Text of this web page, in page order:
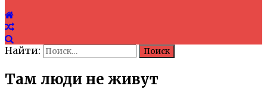
Найти:
Там люди не живут